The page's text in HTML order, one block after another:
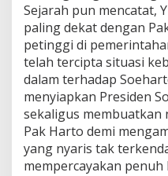
Sejarah pun mencatat,
paling dekat dengan
petinggi di
telah tercipta situasi
dalam terhadap
menyiapkan Presiden
sekaligus
Pak Harto demi
yang nyaris tak
mempercayakan penuh